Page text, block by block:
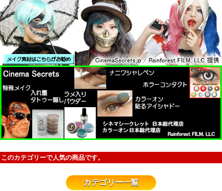
このカテゴリーで人気の商品です。
カテゴリー一覧